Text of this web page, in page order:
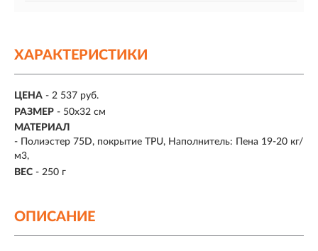
ХАРАКТЕРИСТИКИ
ЦЕНА - 2 537 руб.
РАЗМЕР - 50х32 см
МАТЕРИАЛ
- Полиэстер 75D, покрытие TPU, Наполнитель: Пена 19-20 кг/
м3,
ВЕС - 250 г
ОПИСАНИЕ